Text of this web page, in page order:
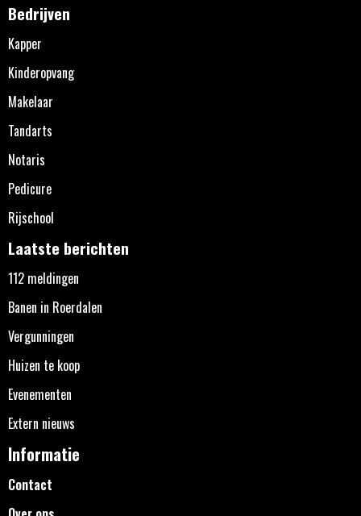
Bedrijven
Kapper
Kinderopvang
Makelaar
Tandarts
Notaris
Pedicure
Rijschool
Laatste berichten
112 meldingen
Banen in Roerdalen
Vergunningen
Huizen te koop
Evenementen
Extern nieuws
Informatie
Contact